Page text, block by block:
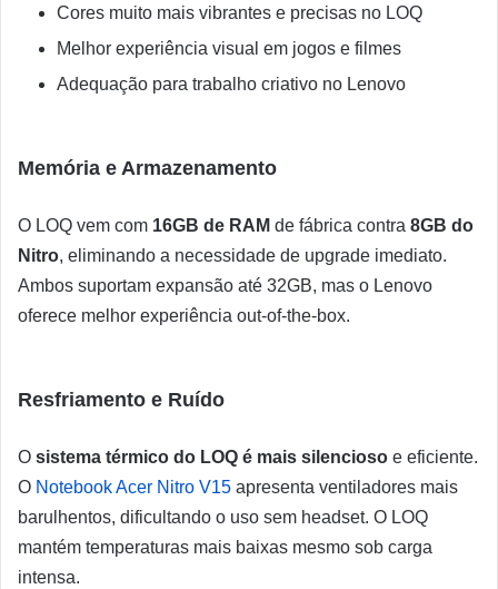
Cores muito mais vibrantes e precisas no LOQ
Melhor experiência visual em jogos e filmes
Adequação para trabalho criativo no Lenovo
Memória e Armazenamento
O LOQ vem com 16GB de RAM de fábrica contra 8GB do
Nitro, eliminando a necessidade de upgrade imediato.
Ambos suportam expansão até 32GB, mas o Lenovo
oferece melhor experiência out-of-the-box.
Resfriamento e Ruído
O sistema térmico do LOQ é mais silencioso e eficiente.
O Notebook Acer Nitro V15 apresenta ventiladores mais
barulhentos, dificultando o uso sem headset. O LOQ
mantém temperaturas mais baixas mesmo sob carga
intensa.